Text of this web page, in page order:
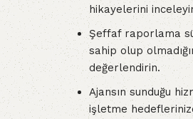
hikayelerini
Şeffaf raporlama
sahip olup
değerlendirin.
Ajansın sunduğu
işletme